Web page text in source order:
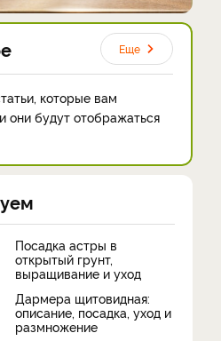
Еще
которые вам
они будут отображаться
Посадка астры в
открытый грунт,
выращивание и уход
Дармера щитовидная:
описание, посадка, уход и
размножение